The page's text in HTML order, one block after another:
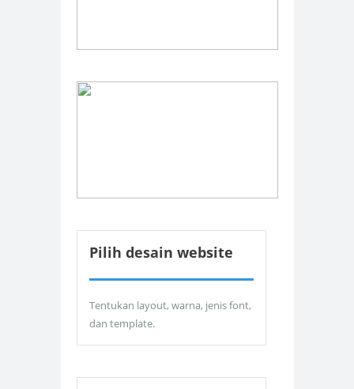
Pilih desain website
Tentukan layout, warna, jenis font,
dan template.